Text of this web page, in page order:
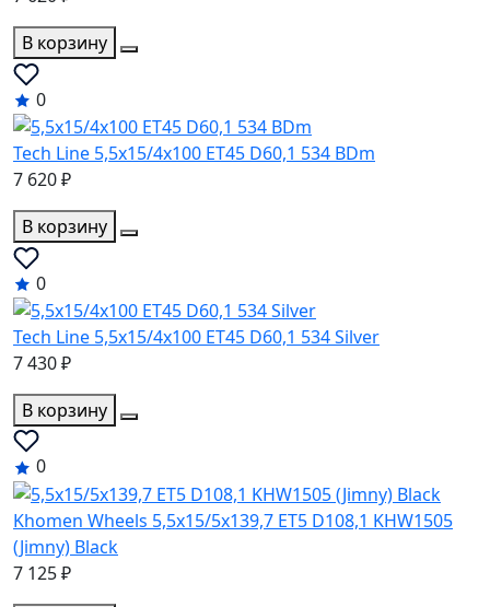
В корзину
0
Tech Line 5,5x15/4x100 ET45 D60,1 534 BDm
7 620 ₽
В корзину
0
Tech Line 5,5x15/4x100 ET45 D60,1 534 Silver
7 430 ₽
В корзину
0
Khomen Wheels 5,5x15/5x139,7 ET5 D108,1 KHW1505
(Jimny) Black
7 125 ₽